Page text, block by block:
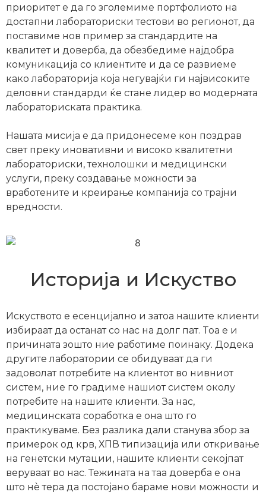
приоритет е да го зголемиме портфолиото на
достапни лабораториски тестови во регионот, да
поставиме нов пример за стандардите на
квалитет и доверба, да обезбедиме најдобра
комуникација со клиентите и да се развиеме
како лабораторија која негувајќи ги највисоките
деловни стандарди ќе стане лидер во модерната
лабораториската практика.
Нашата мисија е да придонесеме кон поздрав
свет преку иновативни и високо квалитетни
лабораториски, технолошки и медицински
услуги, преку создавање можности за
вработените и креирање компанија со трајни
вредности.
Историја и Искуство
Искуството е есенцијално и затоа нашите клиенти
избираат да останат со нас на долг пат. Toa е и
причината зошто ние работиме поинаку. Додека
другите лаборатории се обидуваат да ги
задоволат потребите на клиентот во нивниот
систем, ние го градиме нашиот систем околу
потребите на нашите клиенти. За нас,
медицинската соработка е она што го
практикуваме. Без разлика дали станува збор за
примерок од крв, ХПВ типизација или откривање
на генетски мутации, нашите клиенти секојпат
веруваат во нас. Тежината на таа доверба е она
што нè тера да постојано бараме нови можности и